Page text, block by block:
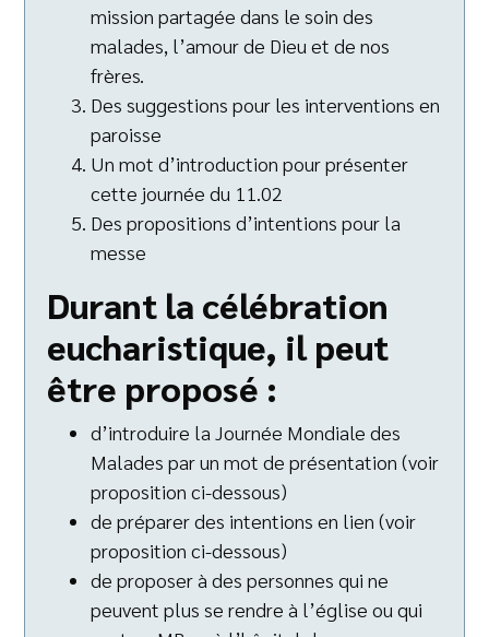
mission partagée dans le soin des
malades, l’amour de Dieu et de nos
frères.
Des suggestions pour les interventions en
paroisse
Un mot d’introduction pour présenter
cette journée du 11.02
Des propositions d’intentions pour la
messe
Durant la célébration
eucharistique, il peut
être proposé :
d’introduire la Journée Mondiale des
Malades par un mot de présentation (voir
proposition ci-dessous)
de préparer des intentions en lien (voir
proposition ci-dessous)
de proposer à des personnes qui ne
peuvent plus se rendre à l’église ou qui